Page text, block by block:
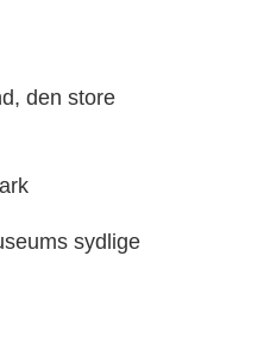
den store
sydlige